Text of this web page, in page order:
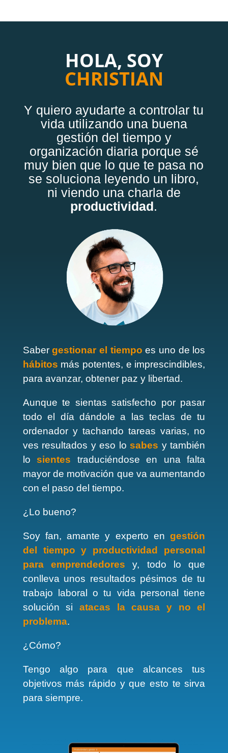
HOLA, SOY
CHRISTIAN
Y quiero ayudarte a controlar tu
vida utilizando una buena
gestión del tiempo y
organización diaria porque sé
muy bien que lo que te pasa no
se soluciona leyendo un libro,
ni viendo una charla de
productividad.
Sabergestionar el tiempo es uno de los
hábitos más potentes, e imprescindibles,
para avanzar, obtener paz y libertad.
Aunque te sientas satisfecho por pasar
todo el día dándole a las teclas de tu
ordenador y tachando tareas varias, no
ves resultados y eso losabes y también
losientes traduciéndose en una falta
mayor de motivación que va aumentando
con el paso del tiempo.
¿Lo bueno?
Soy fan, amante y experto engestión
del tiempo y productividad personal
para emprendedores y, todo lo que
conlleva unos resultados pésimos de tu
trabajo laboral o tu vida personal tiene
solución siatacas la causa y no el
problema.
¿Cómo?
Tengo algo para que alcances tus
objetivos más rápido y que esto te sirva
para siempre.